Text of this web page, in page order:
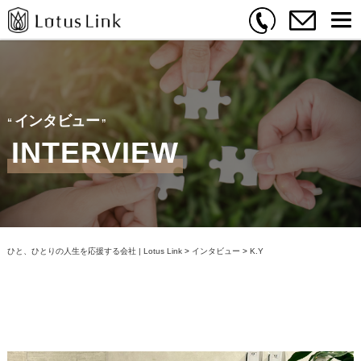
インタビュー
INTERVIEW
ひと、ひとりの人生を応援する会社 | Lotus Link> インタビュー > K.Y